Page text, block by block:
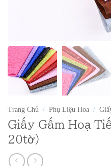
Trang Chủ / Phụ Liệu Hoa /
Giấy Gấm Hoạ
20tờ)